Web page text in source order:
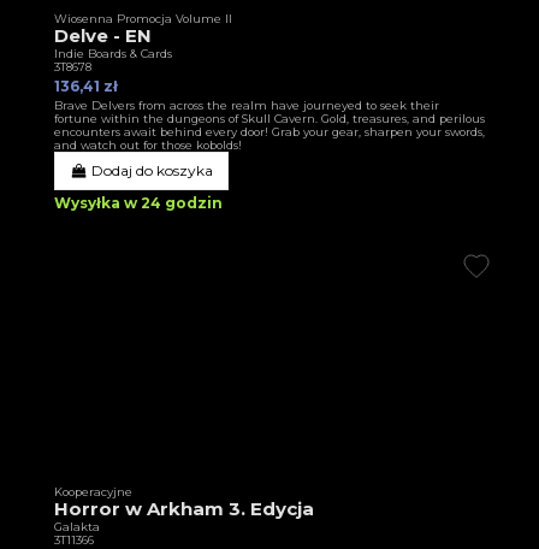
Wiosenna Promocja Volume II
Delve - EN
Indie Boards & Cards
3T8678
136,41 zł
Brave Delvers from across the realm have journeyed to seek their
fortune within the dungeons of Skull Cavern. Gold, treasures, and perilous
encounters await behind every door! Grab your gear, sharpen your swords,
and watch out for those kobolds!
Dodaj do koszyka
Wysyłka w 24 godzin
Kooperacyjne
Horror w Arkham 3. Edycja
Galakta
3T11366